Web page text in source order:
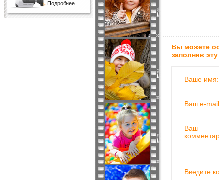
Подробнее
Вы можете
заполнив
Ваше имя:
Ваш e-
Ваш
Введите